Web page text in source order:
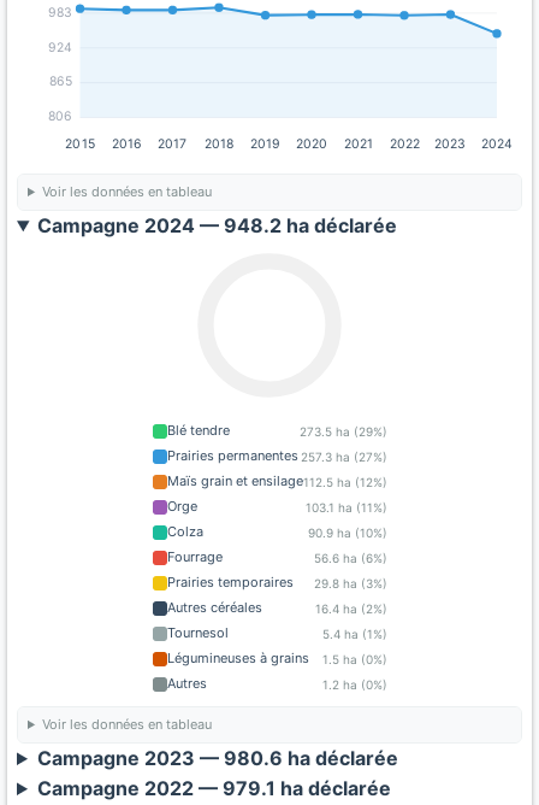
806
865
924
983
2015 2016 2017 2018 2019 2020 2021 2022 2023 2024
Voir les données en tableau
Campagne 2024 — 948.2 ha déclarée
Blé tendre 273.5 ha (29%)
Prairies permanentes 257.3 ha (27%)
Maïs grain et ensilage112.5 ha (12%)
Orge 103.1 ha (11%)
Colza 90.9 ha (10%)
Fourrage 56.6 ha (6%)
Prairies temporaires 29.8 ha (3%)
Autres céréales 16.4 ha (2%)
Tournesol 5.4 ha (1%)
Légumineuses à grains 1.5 ha (0%)
Autres 1.2 ha (0%)
Voir les données en tableau
Campagne 2023 — 980.6 ha déclarée
Campagne 2022 — 979.1 ha déclarée